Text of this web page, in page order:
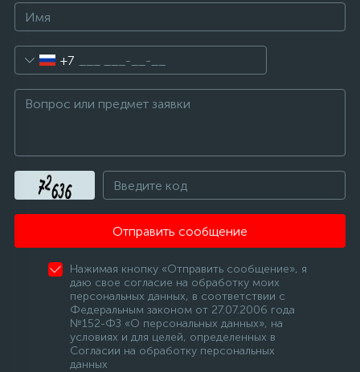
+7
Отправить сообщение
Нажимая кнопку «Отправить сообщение», я
даю свое согласие на обработку моих
персональных данных, в соответствии с
Федеральным законом от 27.07.2006 года
№152-ФЗ «О персональных данных», на
условиях и для целей, определенных в
Согласии на обработку персональных
данных